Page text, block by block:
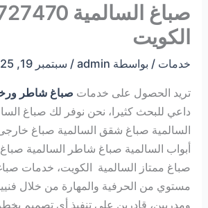
الكويت
خدمات / بواسطة admin
/ سبتمبر 19, 2025
تريد الحصول على خدمات صباغ شاطر
داعي للبحث كثيرا، نحن نوفر لك صباغ
السالمية صباغ شقق السالمية صباغ
أبواب السالمية صباغ شاطر السالمية
صباغ ممتاز السالمية الكويت، خدمات
مستوي من الحرفية والمهارة من خلال
ومدربين، قادرين على تنفيذ أي تصميم يخطر